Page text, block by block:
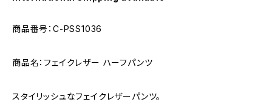
商品番号：C-PSS1036
商品名：フェイクレザー ハーフパンツ
スタイリッシュなフェイクレザーパンツ。